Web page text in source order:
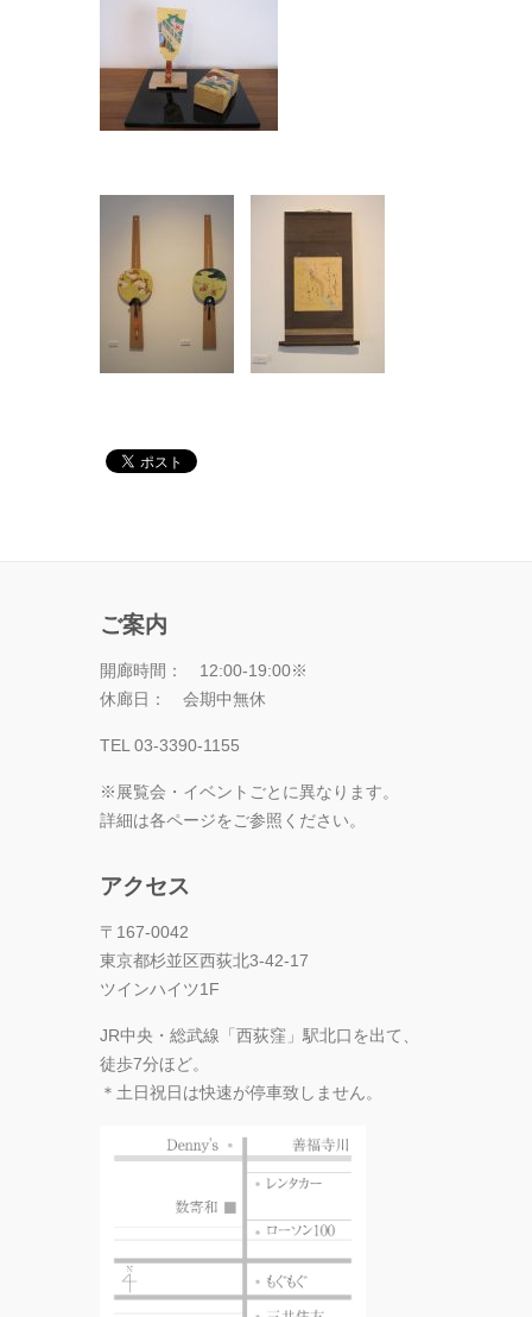
ご案内
開廊時間： 12:00-19:00※
休廊日： 会期中無休
TEL 03-3390-1155
※展覧会・イベントごとに異なります。
詳細は各ページをご参照ください。
アクセス
〒167-0042
東京都杉並区西荻北3-42-17
ツインハイツ1F
JR中央・総武線「西荻窪」駅北口を出て、
徒歩7分ほど。
＊土日祝日は快速が停車致しません。